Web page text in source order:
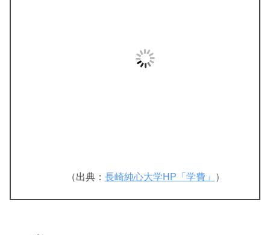
（出典： 長崎純心大学HP「学費」 ）